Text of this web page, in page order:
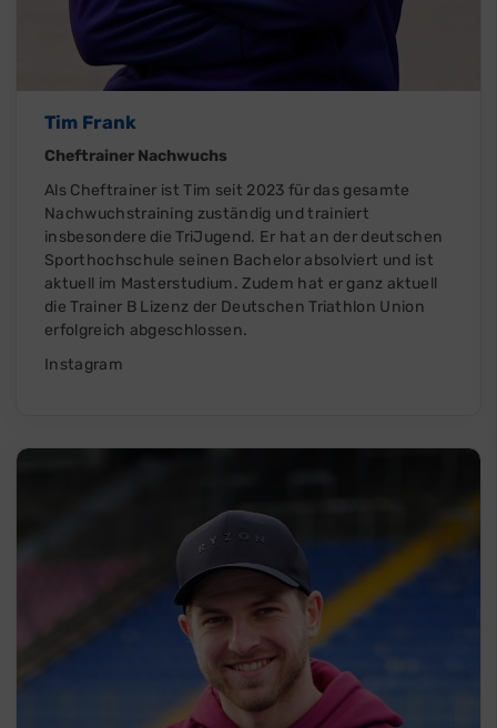
Tim Frank
Cheftrainer Nachwuchs
Als Cheftrainer ist Tim seit 2023 für das gesamte
Nachwuchstraining zuständig und trainiert
insbesondere die TriJugend. Er hat an der deutschen
Sporthochschule seinen Bachelor absolviert und ist
aktuell im Masterstudium. Zudem hat er ganz aktuell
die Trainer B Lizenz der Deutschen Triathlon Union
erfolgreich abgeschlossen.
Instagram